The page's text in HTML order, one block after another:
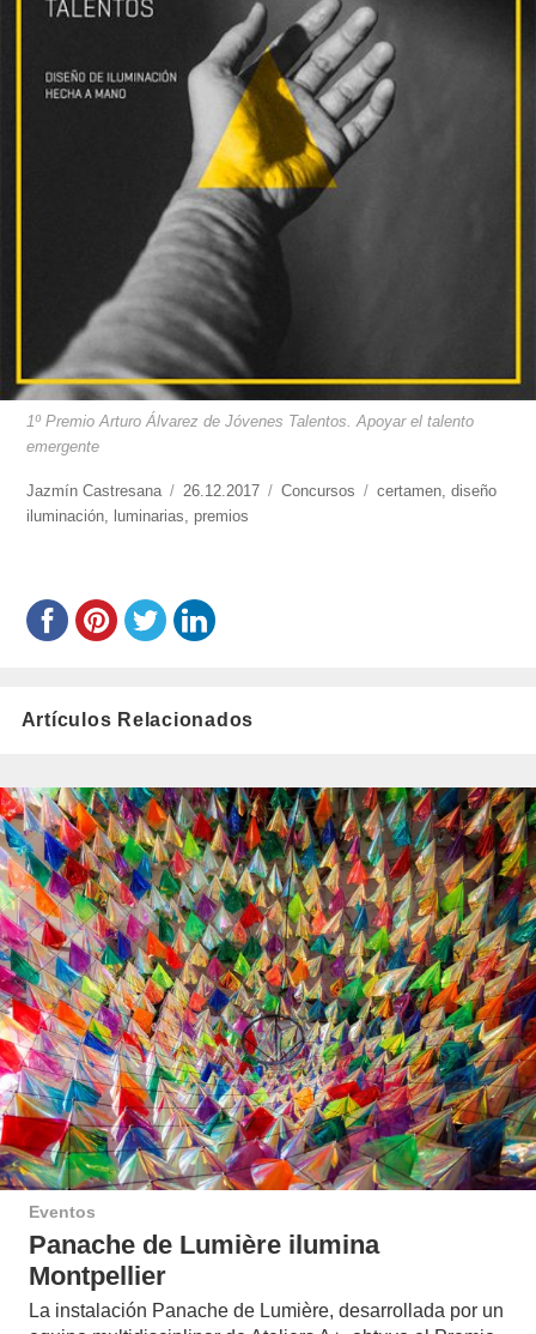
1º Premio Arturo Álvarez de Jóvenes Talentos. Apoyar el talento
emergente
https://www.experimenta.es/author/jazmin-
castresana/
Jazmín Castresana
Publicado
el
26.12.2017 Categorías
Concursos Etiquetas
certamen ,diseño
iluminación
luminarias premios
Artículos Relacionados
Eventos
Panache de Lumière ilumina
Montpellier
La instalación Panache de Lumière, desarrollada por un